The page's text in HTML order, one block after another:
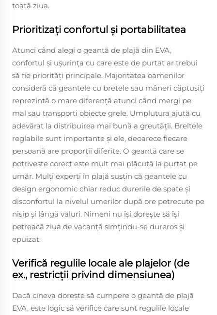
toată ziua.
Prioritizați confortul și portabilitatea
Atunci când alegi o geantă de plajă din EVA,
confortul și ușurința cu care este de purtat ar trebui
să fie priorități principale. Majoritatea oamenilor
consideră că geantele cu bretele sau mâneri căptușiți
reprezintă o mare diferență atunci când mergi pe
mal sau transporti obiecte grele. Umplutura ajută cu
adevărat la distribuirea mai bună a greutății. Breltele
reglabile sunt importante și ele, deoarece fiecare
persoană are proporții diferite. O geantă care se
potrivește corect este mult mai plăcută la purtat pe
umăr. Mulți experți în plajă susțin că geantele cu
design ergonomic chiar reduc durerile de spate și
disconfortul la nivelul umerilor după ore petrecute pe
nisip și lângă valuri. Nimeni nu își dorește să își
petreacă ziua de vacanță simțindu-se dureros și
epuizat.
Verifică regulile locale ale plajelor (de
ex., restricții privind dimensiunea)
Dacă cineva dorește să cumpere o geantă de plajă
EVA, este logic să verifice care sunt regulile locale